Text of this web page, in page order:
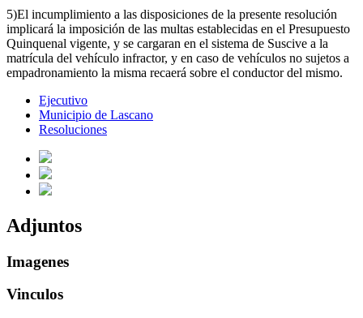
5)El incumplimiento a las disposiciones de la presente resolución
implicará la imposición de las multas establecidas en el Presupuesto
Quinquenal vigente, y se cargaran en el sistema de Suscive a la
matrícula del vehículo infractor, y en caso de vehículos no sujetos a
empadronamiento la misma recaerá sobre el conductor del mismo.
Ejecutivo
Municipio de Lascano
Resoluciones
Adjuntos
Imagenes
Vinculos